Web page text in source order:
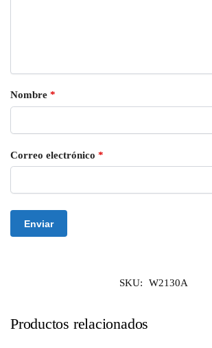
Nombre *
Correo electrónico *
SKU: W2130A
Productos relacionados